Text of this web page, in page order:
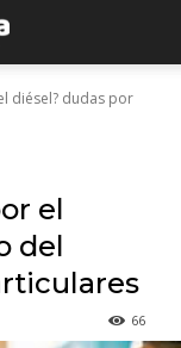
diésel? dudas por
el
del
66